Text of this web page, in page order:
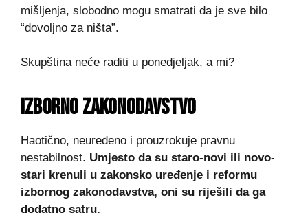
mišljenja, slobodno mogu smatrati da je sve bilo
“dovoljno za ništa”.
Skupština neće raditi u ponedjeljak, a mi?
IZBORNO ZAKONODAVSTVO
Haotično, neuređeno i prouzrokuje pravnu
nestabilnost. Umjesto da su staro-novi ili novo-
stari krenuli u zakonsko uređenje i reformu
izbornog zakonodavstva, oni su riješili da ga
dodatno satru.